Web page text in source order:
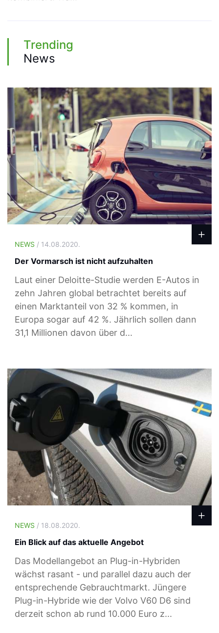
Trending
News
NEWS / 14.08.2020.
Der Vormarsch ist nicht aufzuhalten
Laut einer Deloitte-Studie werden E-Autos in
zehn Jahren global betrachtet bereits auf
einen Marktanteil von 32 % kommen, in
Europa sogar auf 42 %. Jährlich sollen dann
31,1 Millionen davon über d...
NEWS / 18.08.2020.
Ein Blick auf das aktuelle Angebot
Das Modellangebot an Plug-in-Hybriden
wächst rasant - und parallel dazu auch der
entsprechende Gebrauchtmarkt. Jüngere
Plug-in-Hybride wie der Volvo V60 D6 sind
derzeit schon ab rund 10.000 Euro z...